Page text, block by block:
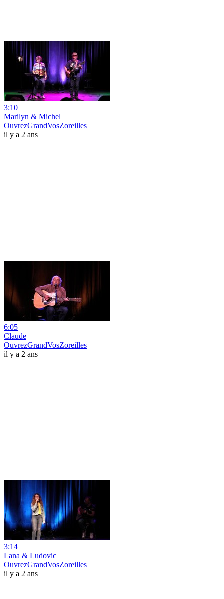
3:10
Marilyn & Michel
OuvrezGrandVosZoreilles
il y a 2 ans
6:05
Claude
OuvrezGrandVosZoreilles
il y a 2 ans
3:14
Lana & Ludovic
OuvrezGrandVosZoreilles
il y a 2 ans